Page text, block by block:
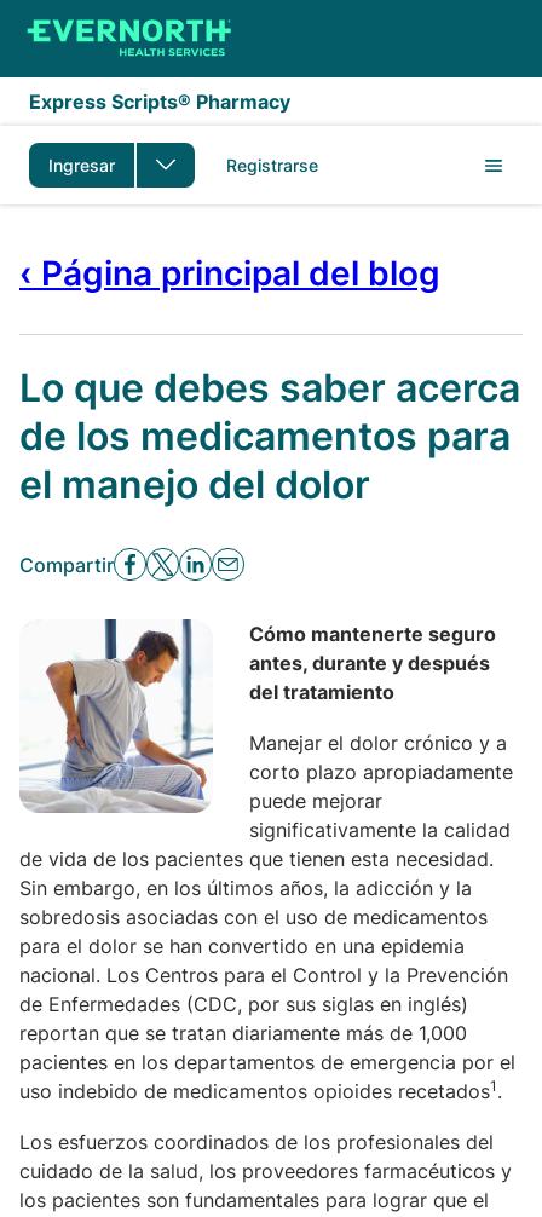
Saltar al contenido principal
Express Scripts® Pharmacy
Ingresar Registrarse
‹ Página principal del blog
Lo que debes saber acerca
de los medicamentos para
el manejo del dolor
Compartir
Cómo mantenerte seguro
antes, durante y después
del tratamiento
Manejar el dolor crónico y a
corto plazo apropiadamente
puede mejorar
significativamente la calidad
de vida de los pacientes que tienen esta necesidad.
Sin embargo, en los últimos años, la adicción y la
sobredosis asociadas con el uso de medicamentos
para el dolor se han convertido en una epidemia
nacional. Los Centros para el Control y la Prevención
de Enfermedades (CDC, por sus siglas en inglés)
reportan que se tratan diariamente más de 1,000
pacientes en los departamentos de emergencia por el
uso indebido de medicamentos opioides recetados1 .
Los esfuerzos coordinados de los profesionales del
cuidado de la salud, los proveedores farmacéuticos y
los pacientes son fundamentales para lograr que el